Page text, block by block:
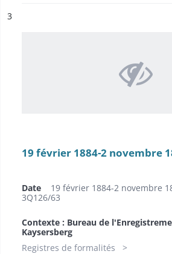
n°
3
19 février 1884-2 novembre
Date 19 février 1884-2 novembre
3Q126/63
Contexte : Bureau de
Kaysersberg
Registres de formalités